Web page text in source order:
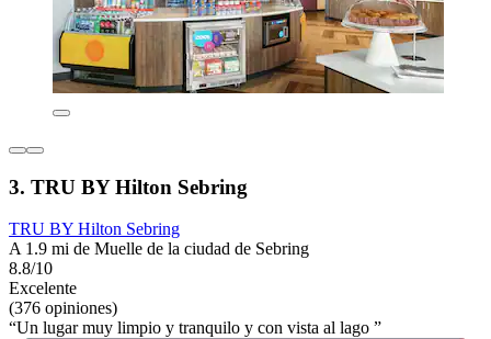
3. TRU BY Hilton Sebring
TRU BY Hilton Sebring
A 1.9 mi de Muelle de la ciudad de Sebring
8.8/10
Excelente
(376 opiniones)
“Un lugar muy limpio y tranquilo y con vista al lago ”